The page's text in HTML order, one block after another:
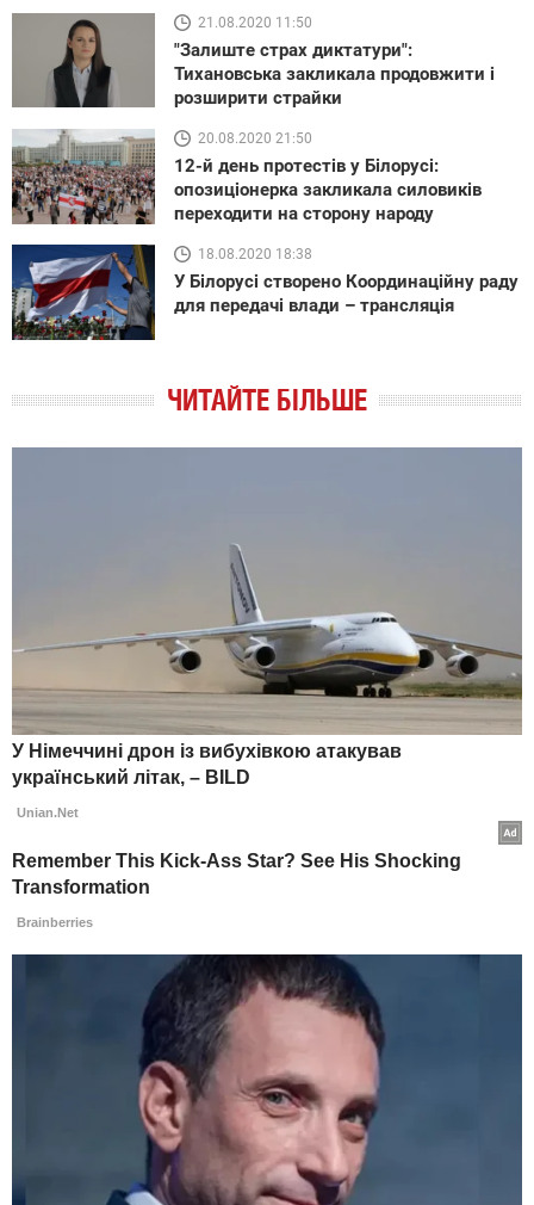
21.08.2020 11:50
"Залиште страх диктатури":
Тихановська закликала продовжити і
розширити страйки
20.08.2020 21:50
12-й день протестів у Білорусі:
опозиціонерка закликала силовиків
переходити на сторону народу
18.08.2020 18:38
У Білорусі створено Координаційну раду
для передачі влади – трансляція
ЧИТАЙТЕ БІЛЬШЕ